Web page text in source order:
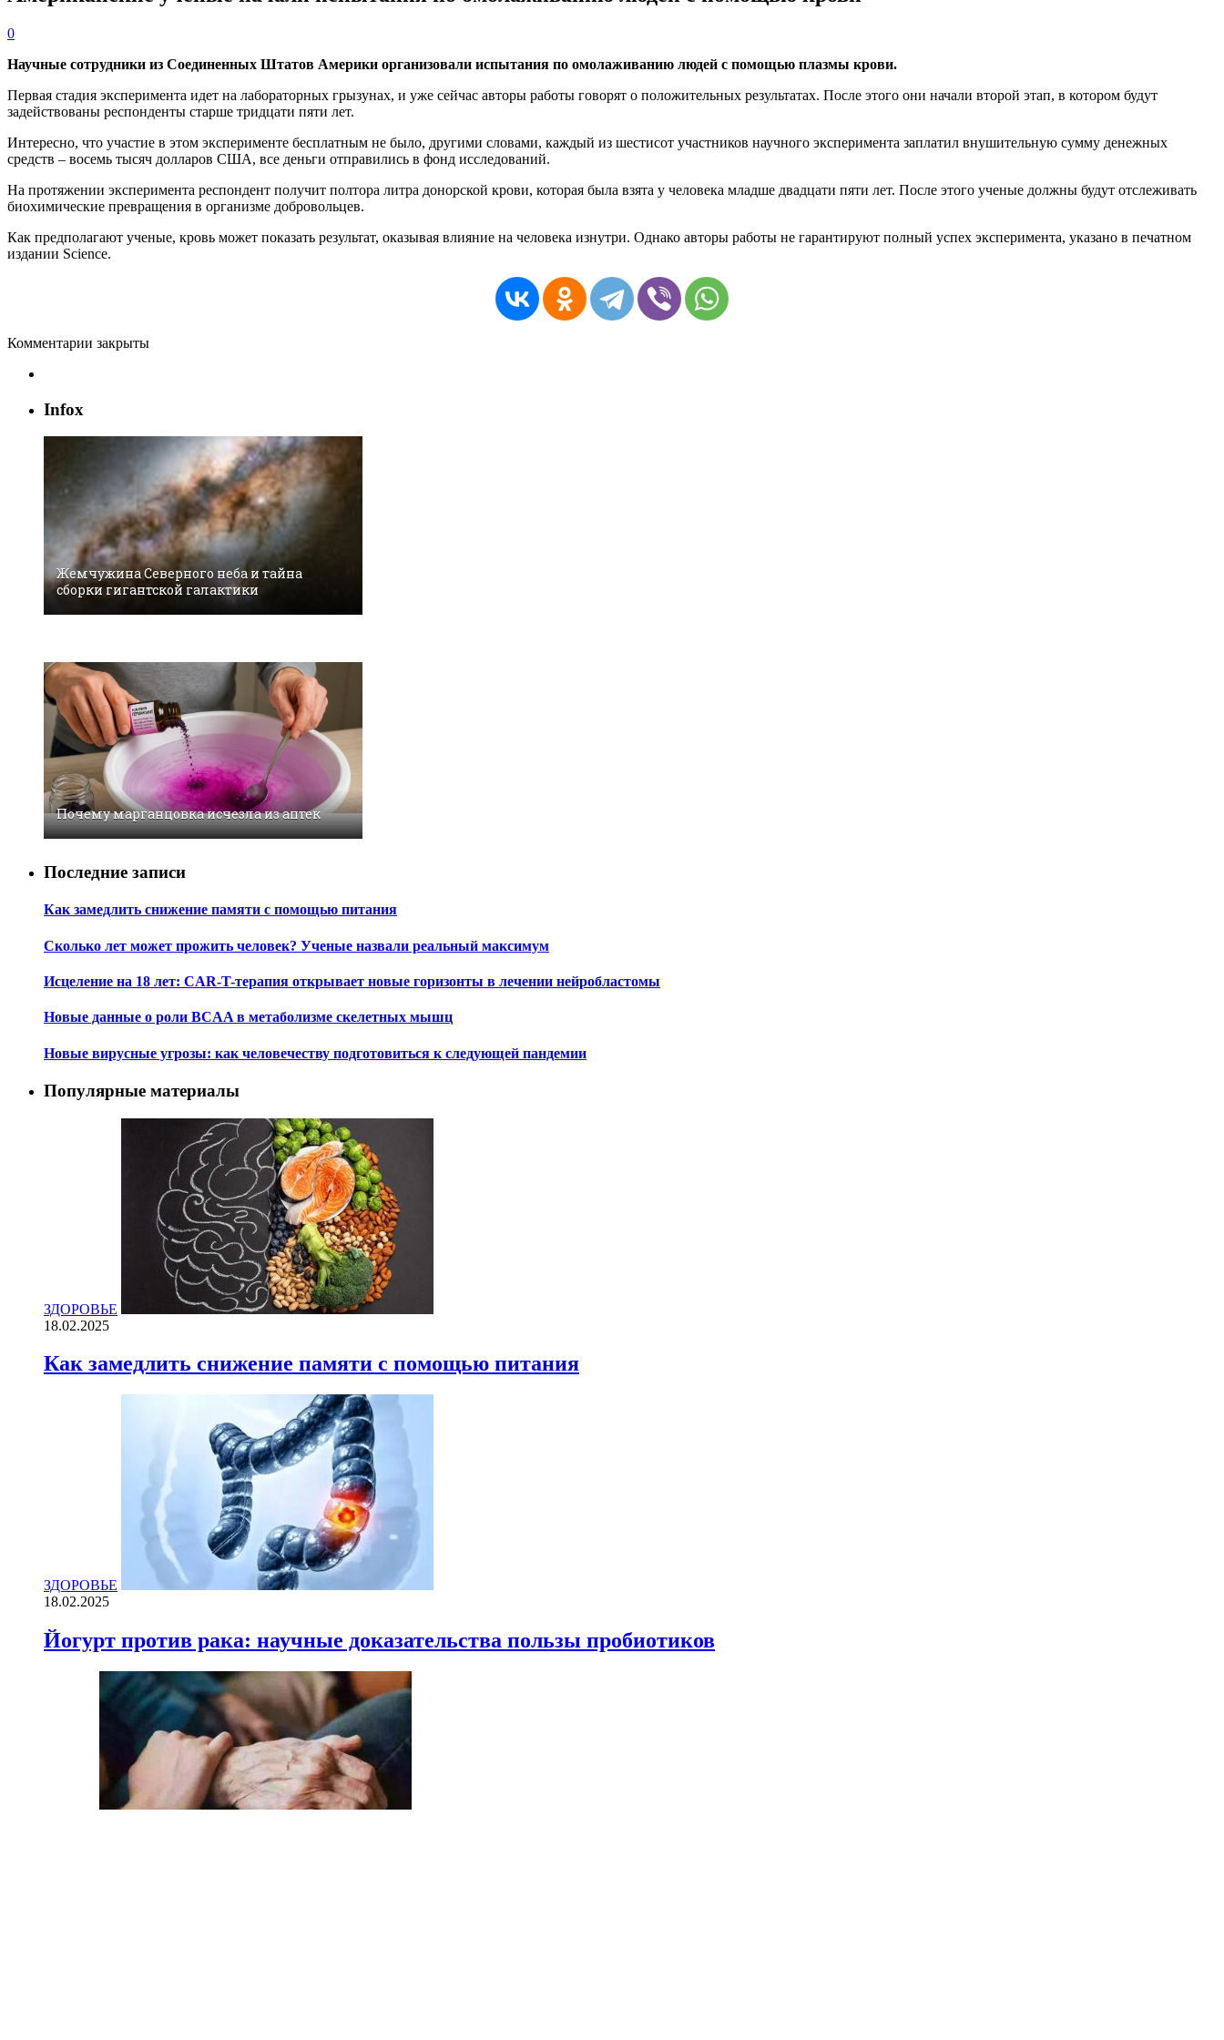
0
Научные сотрудники из Соединенных Штатов Америки организовали испытания по омолаживанию людей с помощью плазмы крови.
Первая стадия эксперимента идет на лабораторных грызунах, и уже сейчас авторы работы говорят о положительных результатах. После этого они начали второй этап, в котором будут
задействованы респонденты старше тридцати пяти лет.
Интересно, что участие в этом эксперименте бесплатным не было, другими словами, каждый из шестисот участников научного эксперимента заплатил внушительную сумму денежных
средств – восемь тысяч долларов США, все деньги отправились в фонд исследований.
На протяжении эксперимента респондент получит полтора литра донорской крови, которая была взята у человека младше двадцати пяти лет. После этого ученые должны будут отслеживать
биохимические превращения в организме добровольцев.
Как предполагают ученые, кровь может показать результат, оказывая влияние на человека изнутри. Однако авторы работы не гарантируют полный успех эксперимента, указано в печатном
издании Science.
Комментарии закрыты
Infox
Жемчужина Северного неба и тайна
сборки гигантской галактики
Врач: половинки арбузов покупать не
стоит
Почему марганцовка исчезла из аптек
Последние записи
Как замедлить снижение памяти с помощью питания
Сколько лет может прожить человек? Ученые назвали реальный максимум
Исцеление на 18 лет: CAR-T-терапия открывает новые горизонты в лечении нейробластомы
Новые данные о роли BCAA в метаболизме скелетных мышц
Новые вирусные угрозы: как человечеству подготовиться к следующей пандемии
Популярные материалы
ЗДОРОВЬЕ
18.02.2025
Как замедлить снижение памяти с помощью питания
ЗДОРОВЬЕ
18.02.2025
Йогурт против рака: научные доказательства пользы пробиотиков